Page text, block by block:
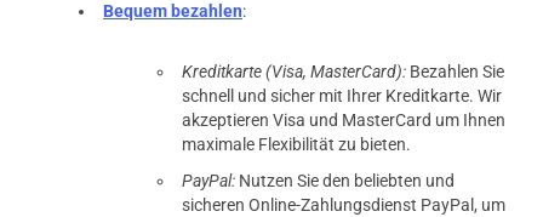
Bequem bezahlen:
Kreditkarte (Visa, MasterCard): Bezahlen Sie
schnell und sicher mit Ihrer Kreditkarte. Wir
akzeptieren Visa und MasterCard um Ihnen
maximale Flexibilität zu bieten.
PayPal: Nutzen Sie den beliebten und
sicheren Online-Zahlungsdienst PayPal, um